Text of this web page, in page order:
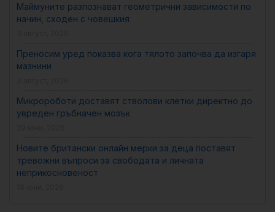
Маймуните разпознават геометрични зависимости по
начин, сходен с човешкия
Преносим уред показва кога тялото започва да изгаря
мазнини
Микророботи доставят стволови клетки директно до
увреден гръбначен мозък
Новите британски онлайн мерки за деца поставят
тревожни въпроси за свободата и личната
неприкосновеност